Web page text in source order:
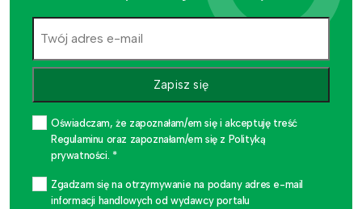
Zapisz się
Oświadczam, że zapoznałam/em się i akceptuję treść
Regulaminu oraz zapoznałam/em się z Polityką
prywatności. *
Zgadzam się na otrzymywanie na podany adres e-mail
informacji handlowych od wydawcy portalu